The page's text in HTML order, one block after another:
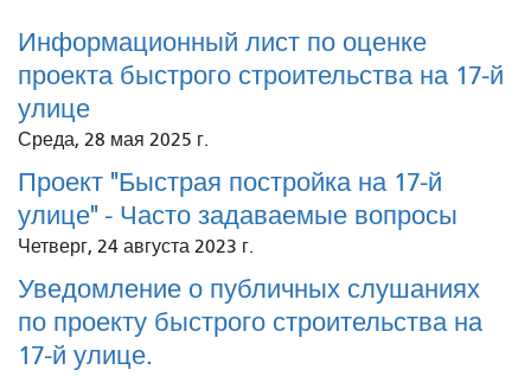
Информационный лист по оценке
проекта быстрого строительства на 17-й
улице
Среда, 28 мая 2025 г.
Проект "Быстрая постройка на 17-й
улице" - Часто задаваемые вопросы
Четверг, 24 августа 2023 г.
Уведомление о публичных слушаниях
по проекту быстрого строительства на
17-й улице.